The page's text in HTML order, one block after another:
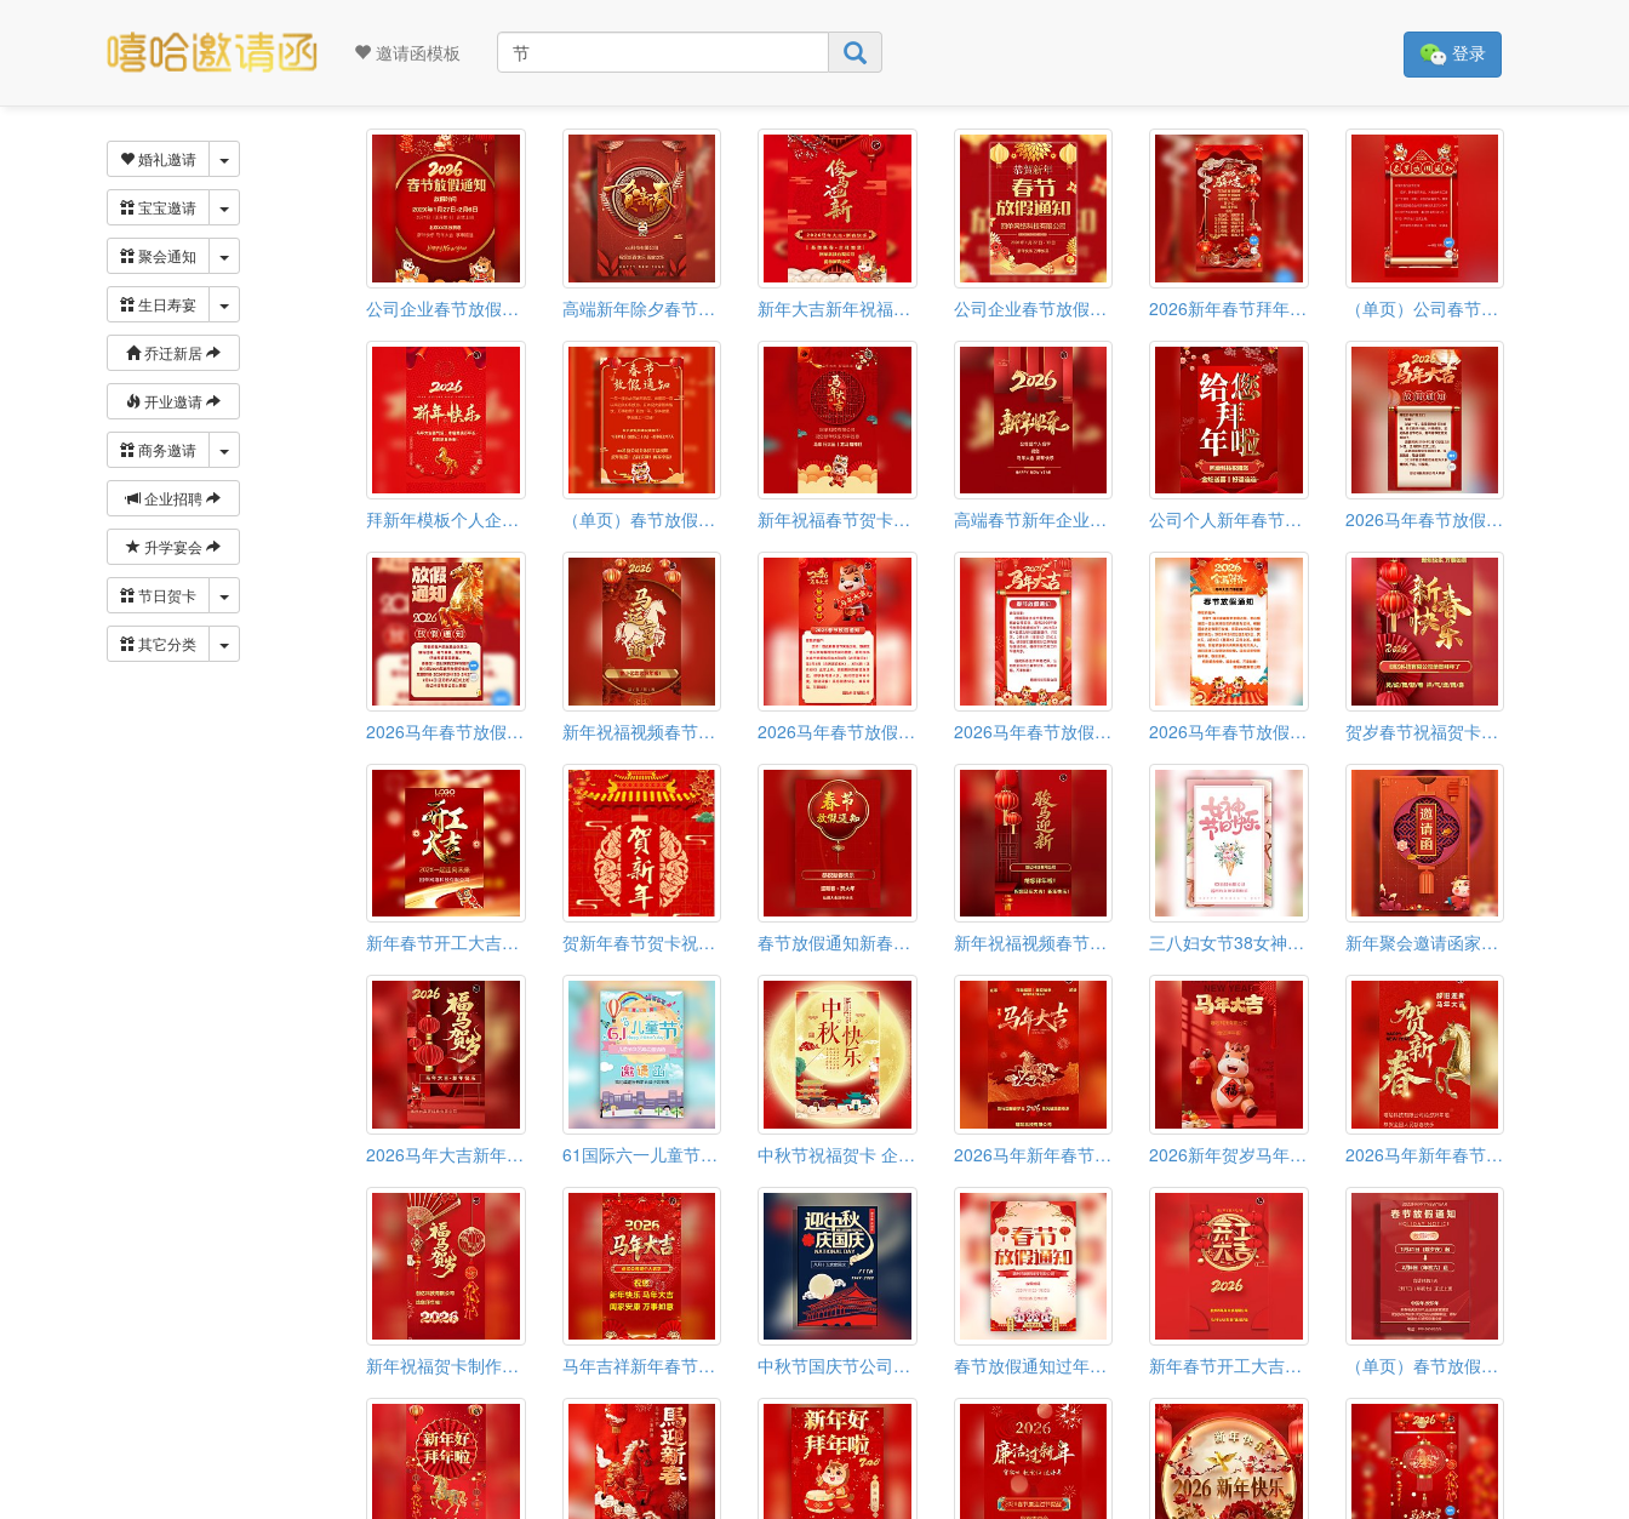
邀请函模板 登录
婚礼邀请 下拉菜单
宝宝邀请 下拉菜单
聚会通知 下拉菜单
生日寿宴 下拉菜单
乔迁新居
开业邀请
商务邀请 下拉菜单
企业招聘
升学宴会
节日贺卡 下拉菜单
其它分类 下拉菜单
公司企业春节放假通知祝福电子贺卡模板 高端新年除夕春节个人企业拜年节日祝福长春节贺卡 新年大吉新年祝福企业公司拜年春节贺卡 公司企业春节放假通知 2026新年春节拜年祝福视频模板 （单页）公司春节放假通知
拜新年模板个人企业新年春节祝福拜年模板春节贺卡 （单页）春节放假通知 新年祝福春节贺卡企业祝福贺卡 高端春节新年企业公司个人祝福电子贺卡春节贺卡 公司个人新年春节给你拜年啦祝福春节贺卡 2026马年春节放假通知模板
2026马年春节放假通知模板 新年祝福视频春节拜年电子贺卡模板春节贺卡 2026马年春节放假通知过年放假通知模板 2026马年春节放假通知过年放假通知模板 2026马年春节放假通知过年放假通知模板 贺岁春节祝福贺卡新年拜年视频模板春节贺卡
新年春节开工大吉通知模板 贺新年春节贺卡祝福拜年贺卡 春节放假通知新春放假时间安排 新年祝福视频春节拜年电子贺卡模板 三八妇女节38女神节电子祝福贺卡 新年聚会邀请函家人朋友公司同事春节聚餐家宴邀请函
2026马年大吉新年拜年祝福视频模板春节贺卡 61国际六一儿童节活动邀请函 中秋节祝福贺卡 企业公司中秋电子贺卡 2026马年新年春节除夕祝福拜年贺卡视频 2026新年贺岁马年大吉春节祝福除夕拜大年马上有钱 2026马年新年春节除夕祝福拜年电子贺卡视频
新年祝福贺卡制作春节祝福视频模板 马年吉祥新年春节祝福视频新春拜年贺卡春节贺卡 中秋节国庆节公司企业祝福贺卡 春节放假通知过年放假安排祝福 新年春节开工大吉通知模板 （单页）春节放假通知